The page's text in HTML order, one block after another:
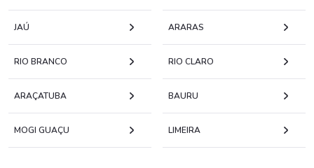
JAÚ ARARAS
RIO BRANCO RIO CLARO
ARAÇATUBA BAURU
MOGI GUAÇU LIMEIRA